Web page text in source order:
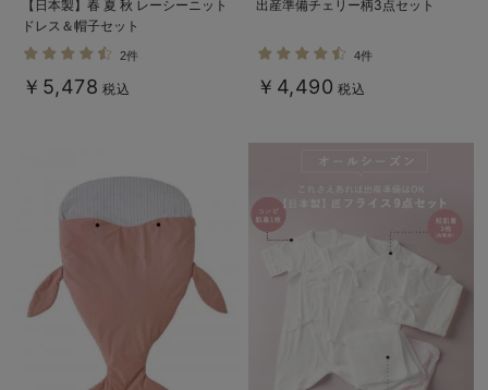
【日本製】春 夏 秋 レーシーニット
ドレス＆帽子セット
2件
￥5,478 税込
出産準備チェリー柄3点セット
4件
￥4,490 税込